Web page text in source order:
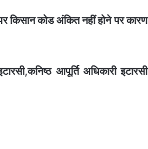
किसान कोड अंकित नहीं होने पर कारण
आपूर्ति अधिकारी इटारसी